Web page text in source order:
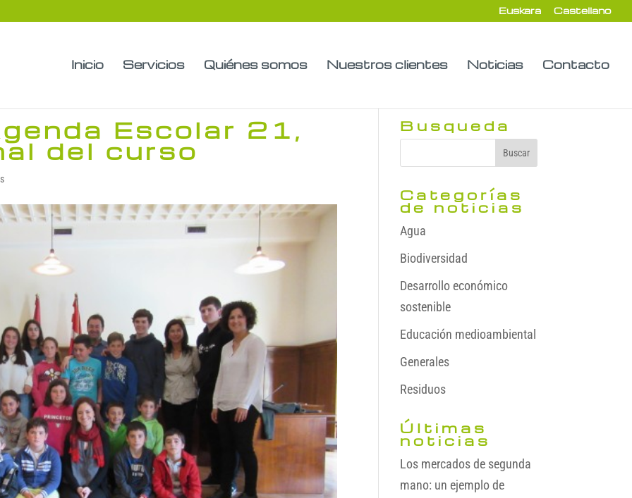
Euskara Castellano
Inicio Servicios Quiénes somos Nuestros clientes Noticias Contacto
Escolar 21,
del curso
Busqueda
Categorías
de noticias
Agua
Biodiversidad
Desarrollo económico
sostenible
Educación medioambiental
Generales
Residuos
Últimas
noticias
Los mercados de segunda
mano: un ejemplo de